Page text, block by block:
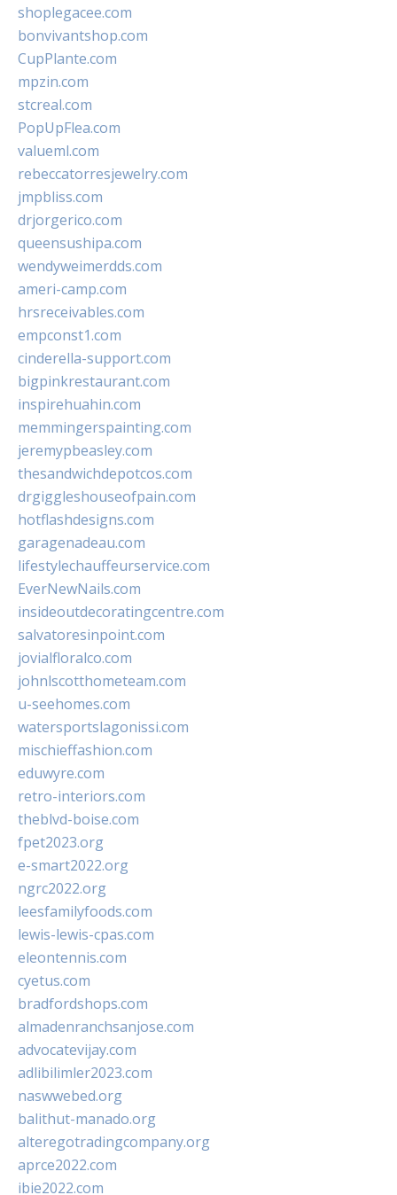
shoplegacee.com
bonvivantshop.com
CupPlante.com
mpzin.com
stcreal.com
PopUpFlea.com
valueml.com
rebeccatorresjewelry.com
jmpbliss.com
drjorgerico.com
queensushipa.com
wendyweimerdds.com
ameri-camp.com
hrsreceivables.com
empconst1.com
cinderella-support.com
bigpinkrestaurant.com
inspirehuahin.com
memmingerspainting.com
jeremypbeasley.com
thesandwichdepotcos.com
drgiggleshouseofpain.com
hotflashdesigns.com
garagenadeau.com
lifestylechauffeurservice.com
EverNewNails.com
insideoutdecoratingcentre.com
salvatoresinpoint.com
jovialfloralco.com
johnlscotthometeam.com
u-seehomes.com
watersportslagonissi.com
mischieffashion.com
eduwyre.com
retro-interiors.com
theblvd-boise.com
fpet2023.org
e-smart2022.org
ngrc2022.org
leesfamilyfoods.com
lewis-lewis-cpas.com
eleontennis.com
cyetus.com
bradfordshops.com
almadenranchsanjose.com
advocatevijay.com
adlibilimler2023.com
naswwebed.org
balithut-manado.org
alteregotradingcompany.org
aprce2022.com
ibie2022.com